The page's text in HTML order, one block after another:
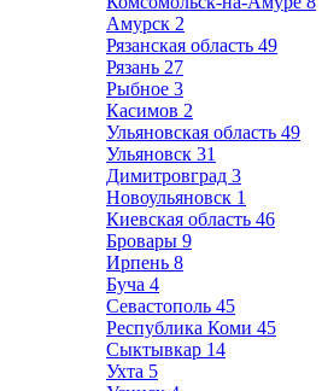
Амурск 2
Рязанская область 49
Рязань 27
Рыбное 3
Касимов 2
Ульяновская область 49
Ульяновск 31
Димитровград 3
Новоульяновск 1
Киевская область 46
Бровары 9
Ирпень 8
Буча 4
Севастополь 45
Республика Коми 45
Сыктывкар 14
Ухта 5